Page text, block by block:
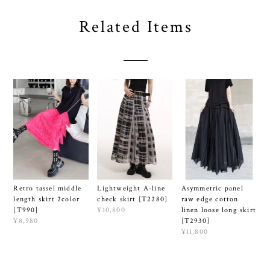
Related Items
Retro tassel middle
length skirt 2color
[T990]
¥8,980
Lightweight A-line
check skirt [T2280]
¥10,800
Asymmetric panel
raw edge cotton
linen loose long skirt
[T2930]
¥11,800